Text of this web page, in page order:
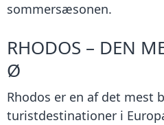
sommersæsonen.
RHODOS – DEN
Ø
Rhodos er en af det mest
turistdestinationer i